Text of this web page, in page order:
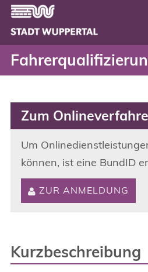
Zum Hauptinhalt springen
Header
Zum
Um
können, ist eine BundID
ZUR ANMELDUNG
Kurzbeschreibung